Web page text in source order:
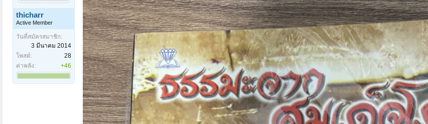
thicharr
Active Member
วันที่สมัครสมาชิก:
3 มีนาคม 2014
โพสต์:
28
ค่าพลัง:
+46